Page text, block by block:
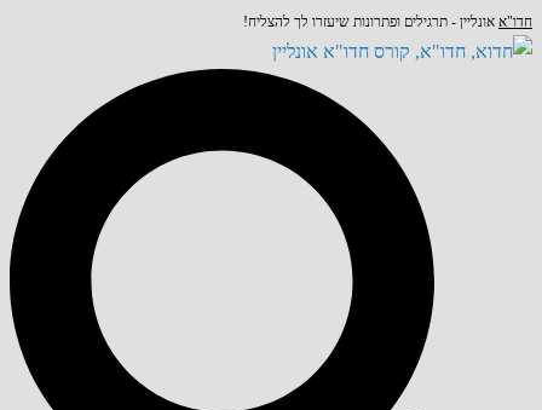
אונליין - תרגילים ופתרונות שיעזרו לך להצליח!